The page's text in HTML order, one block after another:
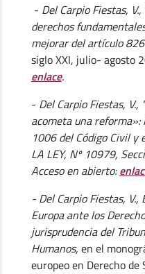
- Del Carpio Fiestas, V.,
derechos
mejorar del artículo
siglo XXI, julio- agosto
enlace.
- Del Carpio Fiestas,
acometa una
1006 del Código Civil
LA LEY, Nº 10979,
Acceso en abierto:
- Del Carpio Fiestas, V.,
Europa ante los
jurisprudencia del
Humanos, en el
europeo en Derecho de